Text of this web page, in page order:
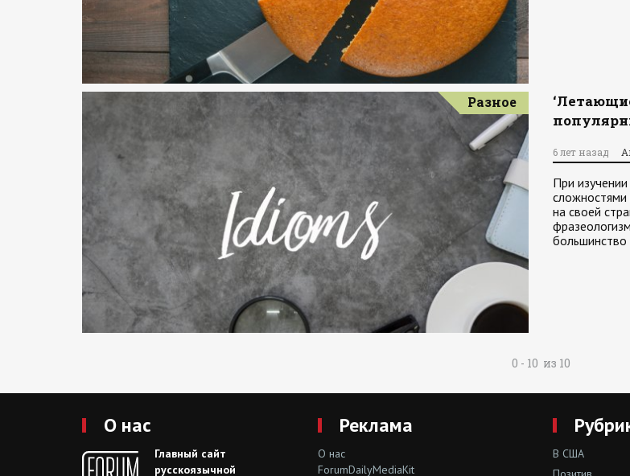
Разное
6 лет назад
При
сложностями
на своей
большинство
0 - 10 из 10
О нас
Главный сайт
русскоязычной
Реклама
О нас
ForumDailyMediaKit
В США